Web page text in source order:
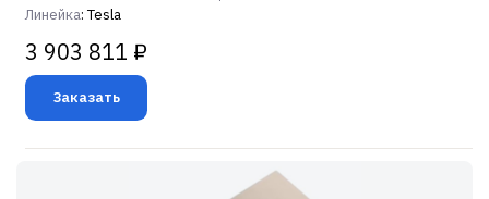
Линейка: Tesla
3 903 811 ₽
Заказать